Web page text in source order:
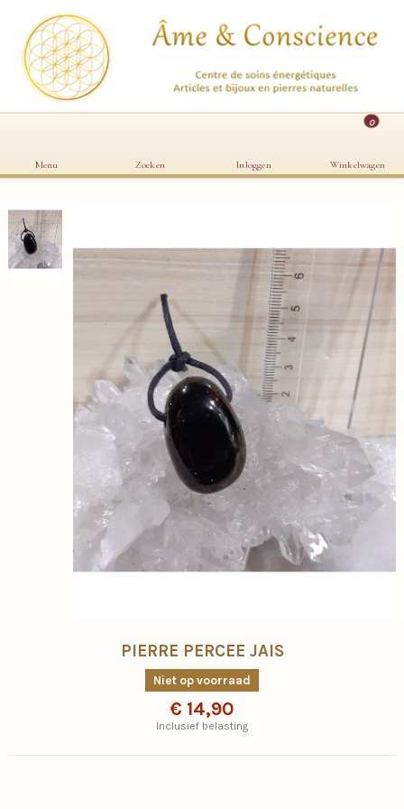
Menu Zoeken Inloggen
0
Winkelwagen
PIERRE PERCEE JAIS
Niet op voorraad
€ 14,90
Inclusief belasting